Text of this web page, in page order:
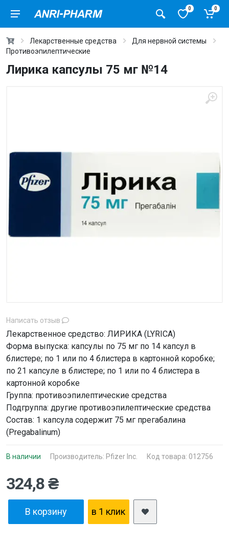
0 0
Лекарственные средства
Для нервной системы
Противоэпилептические
Лирика капсулы 75 мг №14
Написать отзыв
Лекарственное средство: ЛИРИКА (LYRICA)
Форма выпуска: капсулы по 75 мг по 14 капсул в
блистере; по 1 или по 4 блистера в картонной коробке;
по 21 капсуле в блистере; по 1 или по 4 блистера в
картонной коробке
Группа: противоэпилептические средства
Подгруппа: другие противоэпилептические средства
Состав: 1 капсула содержит 75 мг прегабалина
(Pregabalinum)
В наличии Производитель: Pfizer Inc. Код товара: 012756
324,8 ₴
В корзину в 1 клик